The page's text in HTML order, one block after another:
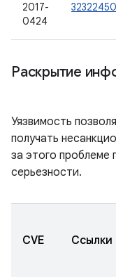
2017-
0424
32322450
Раскрытие
Уязвимость
получать
за этого проблеме
серьезности.
CVE Ссылки